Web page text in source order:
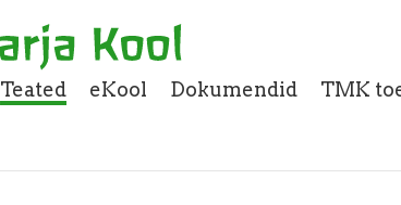
Teated eKool Dokumendid TMK